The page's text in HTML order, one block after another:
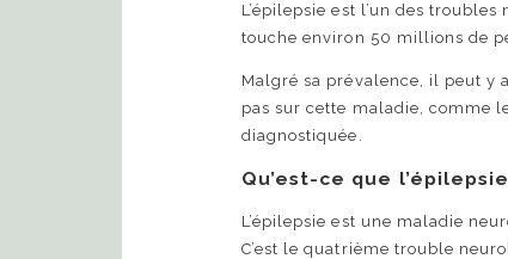
L’épilepsie est l’un des
touche environ 50 millions de
Malgré sa prévalence, il peut y
pas sur cette maladie, comme
diagnostiquée.
Qu’est-ce que
L’épilepsie est une maladie
C’est le quatrième trouble